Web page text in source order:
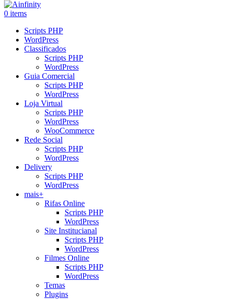
0 items
Scripts PHP
WordPress
Classificados
Scripts PHP
WordPress
Guia Comercial
Scripts PHP
WordPress
Loja Virtual
Scripts PHP
WordPress
WooCommerce
Rede Social
Scripts PHP
WordPress
Delivery
Scripts PHP
WordPress
mais+
Rifas Online
Scripts PHP
WordPress
Site Institucianal
Scripts PHP
WordPress
Filmes Online
Scripts PHP
WordPress
Temas
Plugins